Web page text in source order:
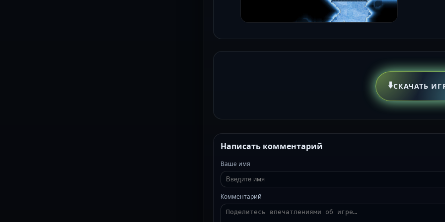
⬇️СКАЧАТЬ
Написать комментарий
Ваше имя
Комментарий